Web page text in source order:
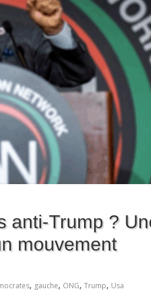
anti-Trump ?
mouvement
, gauche, ONG, Trump, Usa